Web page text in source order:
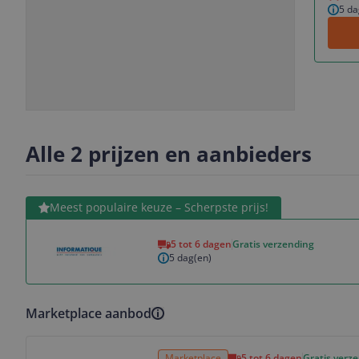
5
Alle 2 prijzen en aanbieders
Meest populaire keuze – Scherpste prijs!
5 tot 6 dagenGratis verzending
5 dag(en)
Bekijk product
Marketplace aanbod